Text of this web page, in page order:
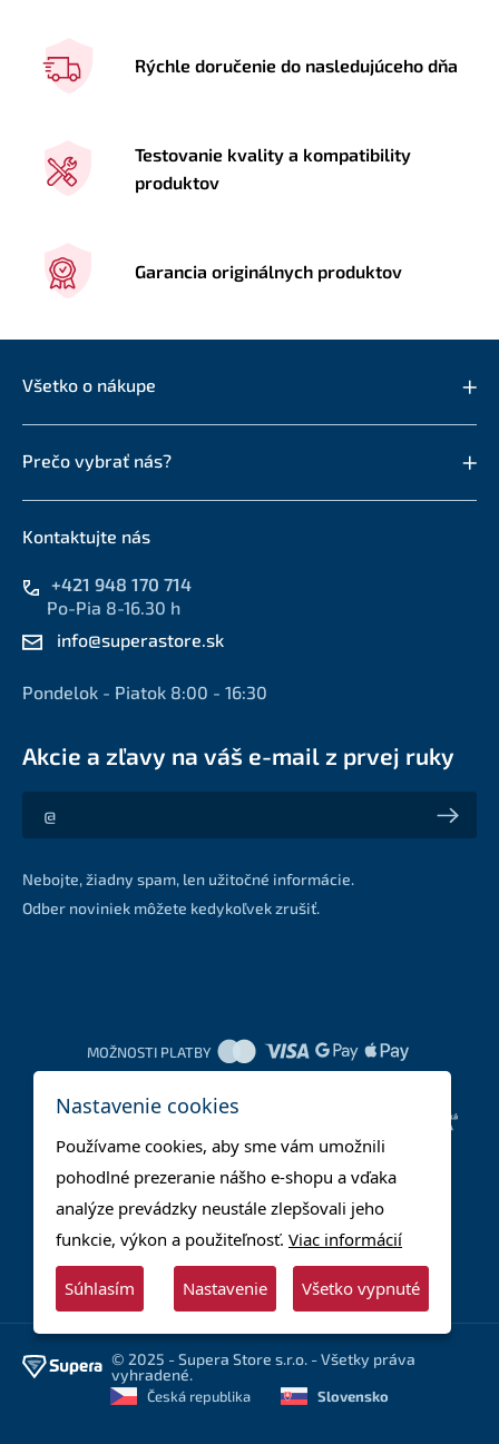
Rýchle doručenie do nasledujúceho dňa
Testovanie kvality a kompatibility
produktov
Garancia originálnych produktov
Všetko o nákupe
Prečo vybrať nás?
Kontaktujte nás
+421 948 170 714
Po-Pia 8-16.30 h
info@superastore.sk
Pondelok - Piatok 8:00 - 16:30
Akcie a zľavy na váš e-mail z prvej ruky
Akcie a zľavy na váš e-mail z prvej ruky
Nebojte, žiadny spam, len užitočné informácie.
Odber noviniek môžete kedykoľvek zrušiť.
MOŽNOSTI PLATBY
© 2025 - Supera Store s.r.o. - Všetky práva
vyhradené.
Česká republika Slovensko
Nastavenie cookies
Používame cookies, aby sme vám umožnili
pohodlné prezeranie nášho e-shopu a vďaka
analýze prevádzky neustále zlepšovali jeho
funkcie, výkon a použiteľnosť. Viac informácií
Súhlasím Nastavenie Všetko vypnuté